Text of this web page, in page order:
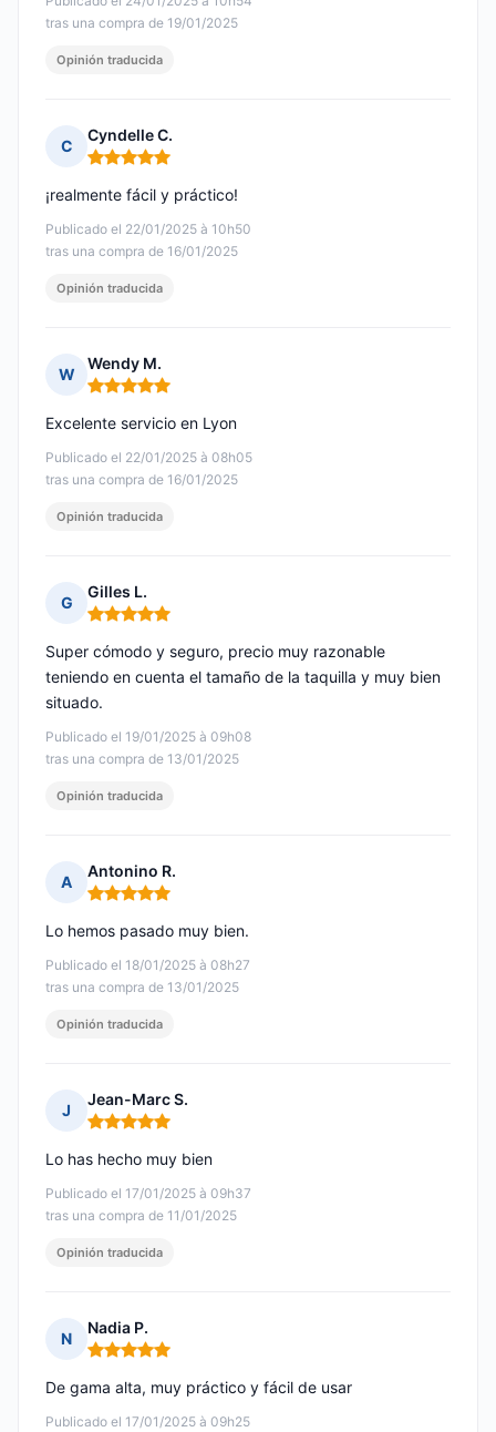
tras una compra de 19/01/2025
Opinión traducida
C
Cyndelle C.
Nota: 5 de 5
Publicado el 22/01/2025 à 10h50
tras una compra de 16/01/2025
¡realmente fácil y práctico!
Opinión traducida
W
Wendy M.
Nota: 5 de 5
Publicado el 22/01/2025 à 08h05
tras una compra de 16/01/2025
Excelente servicio en Lyon
Opinión traducida
G
Gilles L.
Nota: 5 de 5
Publicado el 19/01/2025 à 09h08
tras una compra de 13/01/2025
Super cómodo y seguro, precio muy razonable
teniendo en cuenta el tamaño de la taquilla y muy bien
situado.
Opinión traducida
A
Antonino R.
Nota: 5 de 5
Publicado el 18/01/2025 à 08h27
tras una compra de 13/01/2025
Lo hemos pasado muy bien.
Opinión traducida
J
Jean-Marc S.
Nota: 5 de 5
Publicado el 17/01/2025 à 09h37
tras una compra de 11/01/2025
Lo has hecho muy bien
Opinión traducida
N
Nadia P.
Nota: 5 de 5
Publicado el 17/01/2025 à 09h25
De gama alta, muy práctico y fácil de usar